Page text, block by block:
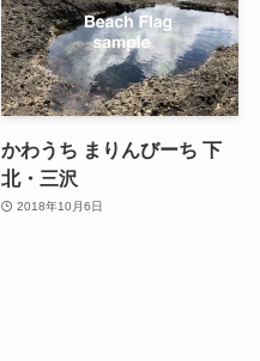
かわうち まりんびーち 下
北・三沢
2018年10月6日